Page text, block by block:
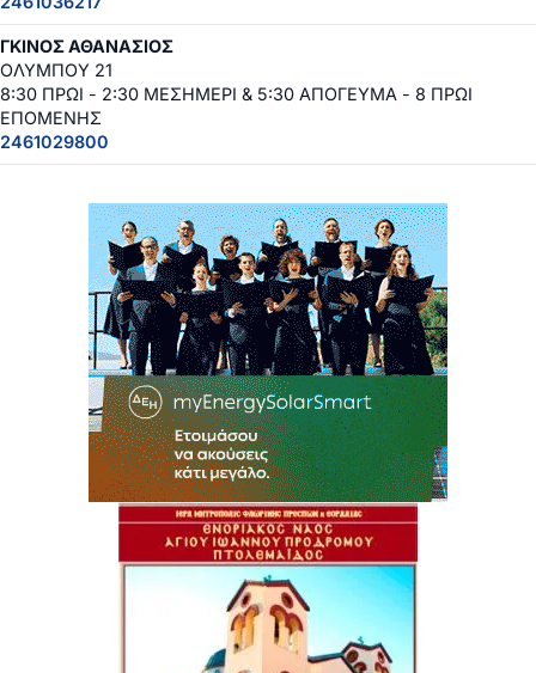
ΓΚΙΝΟΣ ΑΘΑΝΑΣΙΟΣ
ΟΛΥΜΠΟΥ 21
8:30 ΠΡΩΙ - 2:30 ΜΕΣΗΜΕΡΙ & 5:30 ΑΠΟΓΕΥΜΑ - 8 ΠΡΩΙ
ΕΠΟΜΕΝΗΣ
2461029800